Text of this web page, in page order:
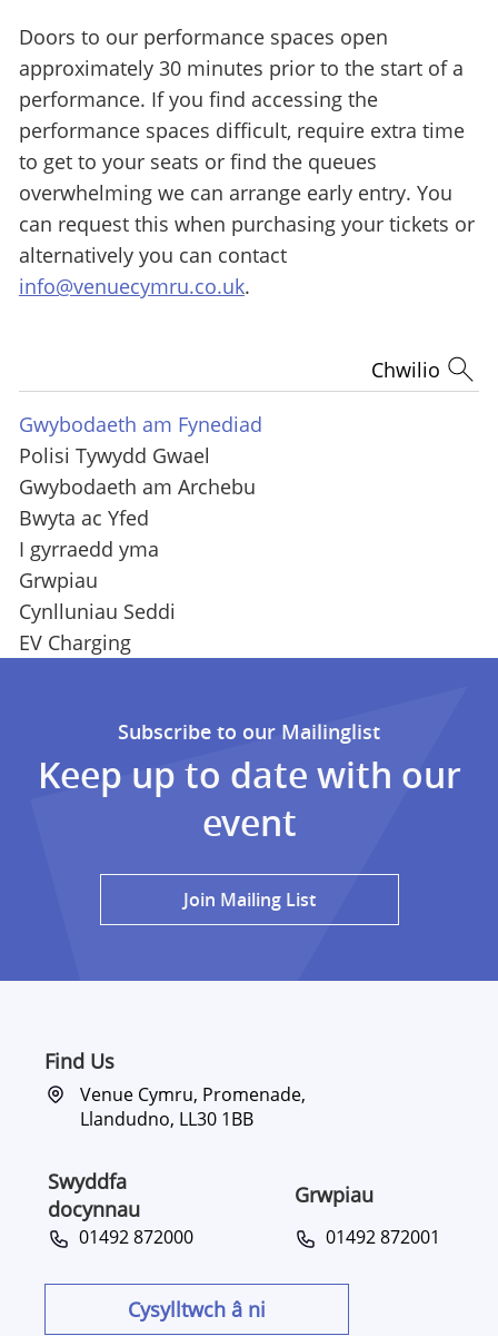
Doors to our performance spaces open
approximately 30 minutes prior to the start of a
performance. If you find accessing the
performance spaces difficult, require extra time
to get to your seats or find the queues
overwhelming we can arrange early entry. You
can request this when purchasing your tickets or
alternatively you can contact
info@venuecymru.co.uk.
Chwilio
Gwybodaeth am Fynediad
Polisi Tywydd Gwael
Gwybodaeth am Archebu
Bwyta ac Yfed
I gyrraedd yma
Grwpiau
Cynlluniau Seddi
EV Charging
Subscribe to our Mailinglist
Keep up to date with our
event
Join Mailing List
Find Us
Venue Cymru, Promenade,
Llandudno, LL30 1BB
Swyddfa
docynnau
Grwpiau
01492 872000 01492 872001
Cysylltwch â ni